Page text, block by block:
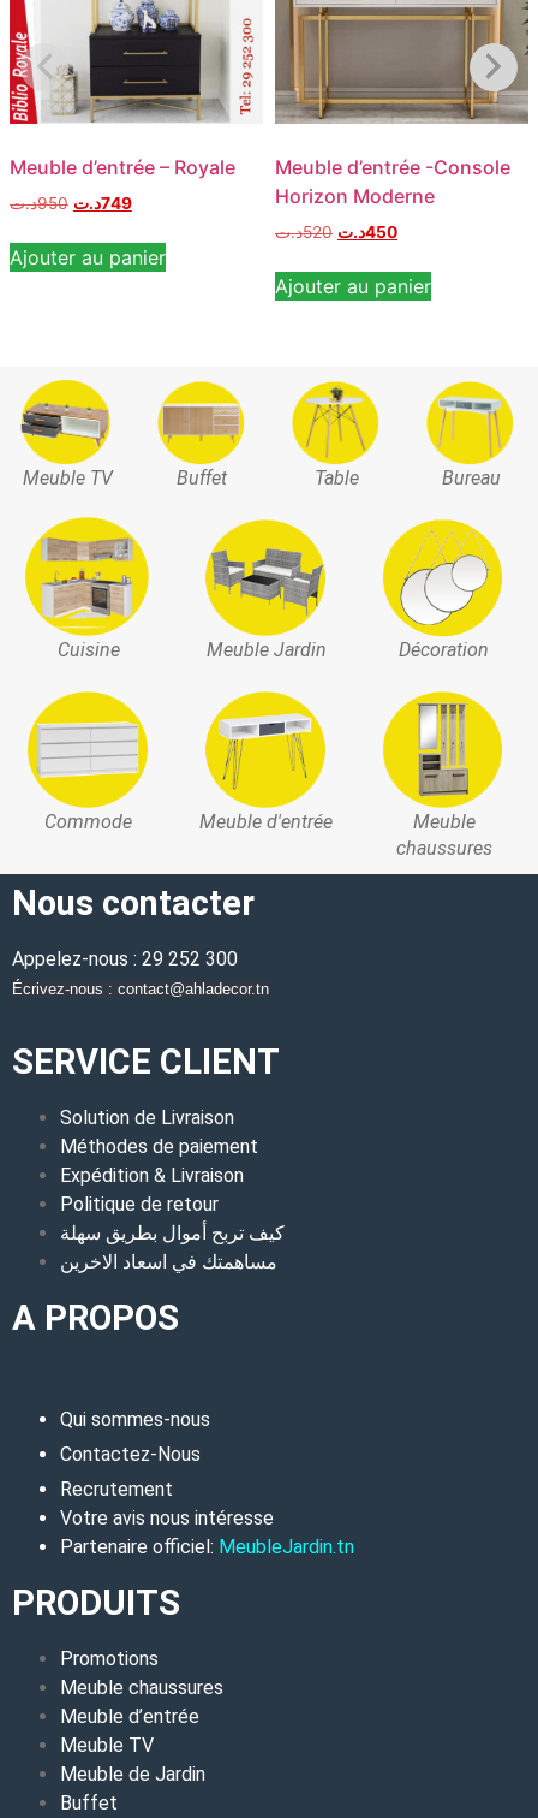
Meuble d’entrée – Royale
950د.ت 749د.ت
Ajouter au panier
Meuble d’entrée -Console
Horizon Moderne
520د.ت 450د.ت
Ajouter au panier
Meuble TV Buffet Table Bureau
Cuisine Meuble Jardin Décoration
Commode Meuble d'entrée
Meuble
chaussures
Nous contacter
Appelez-nous : 29 252 300
Écrivez-nous : contact@ahladecor.tn
SERVICE CLIENT
Solution de Livraison
Méthodes de paiement
Expédition & Livraison
Politique de retour
كيف تربح أموال بطريق سهلة
مساهمتك في اسعاد الاخرين
A PROPOS
Qui sommes-nous
Contactez-Nous
Recrutement
Votre avis nous intéresse
Partenaire officiel: MeubleJardin.tn
PRODUITS
Promotions
Meuble chaussures
Meuble d’entrée
Meuble TV
Meuble de Jardin
Buffet